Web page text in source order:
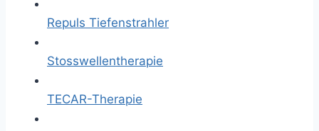
Repuls Tiefenstrahler
Stosswellentherapie
TECAR-Therapie